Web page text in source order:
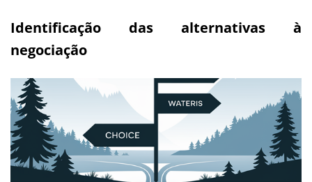
Identificação das alternativas à
negociação